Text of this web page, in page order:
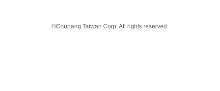
©Coupang Taiwan Corp. All rights reserved.